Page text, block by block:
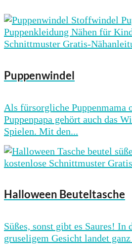
Puppenwindel
Als fürsorgliche Puppenmama
Puppenpapa gehört auch das
Spielen. Mit den...
Halloween Beuteltasche
Süßes, sonst gibt es Saures! In
gruseligem Gesicht landet